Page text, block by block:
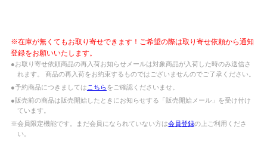
※在庫が無くてもお取り寄せできます！ご希望の際は取り寄せ依頼から通知
登録をお願いいたします。
●お取り寄せ依頼商品の再入荷お知らせメールは対象商品が入荷した時のみ送信さ
れます。 商品の再入荷をお約束するものではございませんのでご了承ください。
●予約商品につきましては こちらをご確認くださいませ。
●販売前の商品は販売開始したときにお知らせする「販売開始メール」を受け付け
ています。
※会員限定機能です。まだ会員になられていない方は会員登録の上ご利用くださ
い。